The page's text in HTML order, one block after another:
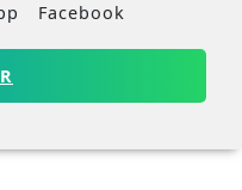
Facebook